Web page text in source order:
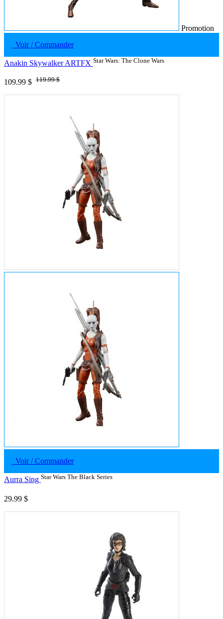
Promotion
Voir / Commander
Anakin Skywalker ARTFX Star Wars: The Clone Wars
109.99 $ 119.99 $
Voir / Commander
Aurra Sing Star Wars The Black Series
29.99 $